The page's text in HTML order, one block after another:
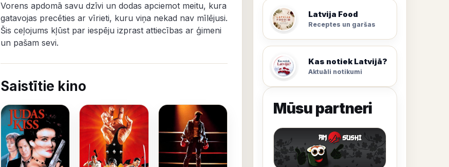
Vorens apdomā savu dzīvi un dodas apciemot meitu, kura
gatavojas precēties ar vīrieti, kuru viņa nekad nav mīlējusi.
Šis ceļojums kļūst par iespēju izprast attiecības ar ģimeni
un pašam sevi.
Saistītie kino
Latvija Food
Receptes un garšas
Kas notiek Latvijā?
Aktuāli notikumi
Mūsu partneri